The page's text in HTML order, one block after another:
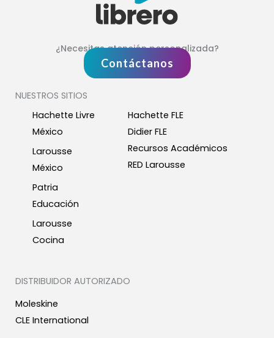
¿Necesitas atención personalizada?
Contáctanos
NUESTROS SITIOS
Hachette Livre
México
Larousse
México
Patria
Educación
Larousse
Cocina
Hachette FLE
Didier FLE
Recursos Académicos
RED Larousse
DISTRIBUIDOR AUTORIZADO
Moleskine
CLE International